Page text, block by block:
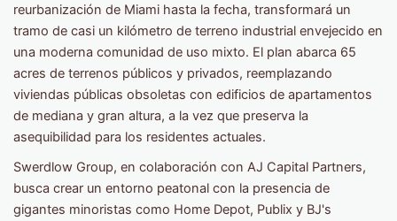
reurbanización de Miami hasta la fecha, transformará un
tramo de casi un kilómetro de terreno industrial envejecido en
una moderna comunidad de uso mixto. El plan abarca 65
acres de terrenos públicos y privados, reemplazando
viviendas públicas obsoletas con edificios de apartamentos
de mediana y gran altura, a la vez que preserva la
asequibilidad para los residentes actuales.
Swerdlow Group, en colaboración con AJ Capital Partners,
busca crear un entorno peatonal con la presencia de
gigantes minoristas como Home Depot, Publix y BJ's